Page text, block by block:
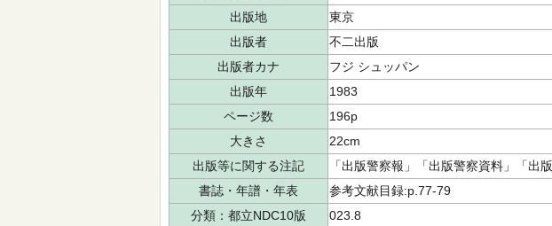
出版地
東京
出版者
不二出版
出版者カナ
フジ シュッパン
出版年
1983
ページ数
196p
大きさ
22cm
出版等に関する注記
「出版警察報」「出版警察資料」「出
書誌・年譜・年表
参考文献目録:p.77-79
分類：都立NDC10版
023.8